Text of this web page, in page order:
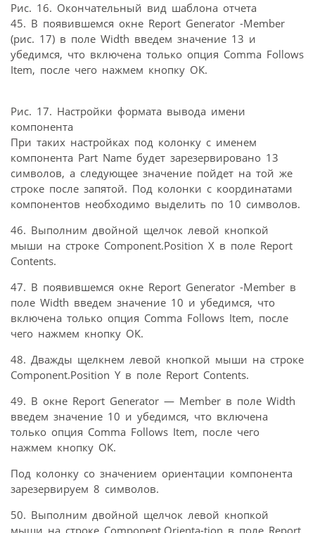
Рис. 16. Окончательный вид шаблона отчета
45. В появившемся окне Report Generator -Member
(рис. 17) в поле Width введем значение 13 и
убедимся, что включена только опция Comma Follows
Item, после чего нажмем кнопку ОК.
Рис. 17. Настройки формата вывода имени
компонента
При таких настройках под колонку с именем
компонента Part Name будет зарезервировано 13
символов, а следующее значение пойдет на той же
строке после запятой. Под колонки с координатами
компонентов необходимо выделить по 10 символов.
46. Выполним двойной щелчок левой кнопкой
мыши на строке Component.Position X в поле Report
Contents.
47. В появившемся окне Report Generator -Member в
поле Width введем значение 10 и убедимся, что
включена только опция Comma Follows Item, после
чего нажмем кнопку ОК.
48. Дважды щелкнем левой кнопкой мыши на строке
Component.Position Y в поле Report Contents.
49. В окне Report Generator — Member в поле Width
введем значение 10 и убедимся, что включена
только опция Comma Follows Item, после чего
нажмем кнопку ОК.
Под колонку со значением ориентации компонента
зарезервируем 8 символов.
50. Выполним двойной щелчок левой кнопкой